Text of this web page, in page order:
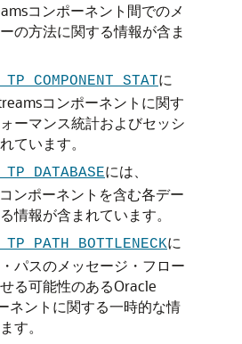
コンポーネント間でのメ
の方法に関する情報が含ま
に
コンポーネントに関す
ーマンス統計およびセッシ
ています。
には、
ンポーネントを含む各デー
情報が含まれています。
に
パスのメッセージ・フロー
る可能性のあるOracle
ネントに関する一時的な情
す。